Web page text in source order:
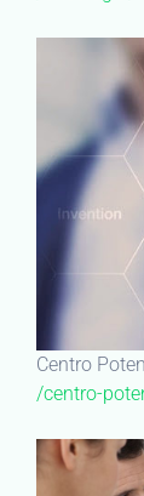
Centro
/centro-